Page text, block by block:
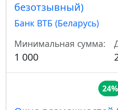
безотзывный)
Банк ВТБ (Беларусь)
Минимальная сумма:
1 000
24%